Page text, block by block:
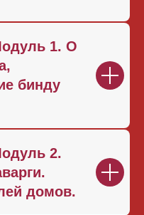
1. О
бинду
2.
домов.